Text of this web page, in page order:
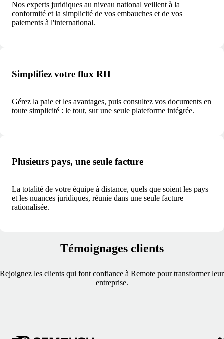
Nos experts juridiques au niveau national veillent à la
conformité et la simplicité de vos embauches et de vos
paiements à l'international.
Simplifiez votre flux RH
Gérez la paie et les avantages, puis consultez vos documents en
toute simplicité : le tout, sur une seule plateforme intégrée.
Plusieurs pays, une seule facture
La totalité de votre équipe à distance, quels que soient les pays
et les nuances juridiques, réunie dans une seule facture
rationalisée.
Témoignages clients
Rejoignez les clients qui font confiance à Remote pour transformer leur
entreprise.